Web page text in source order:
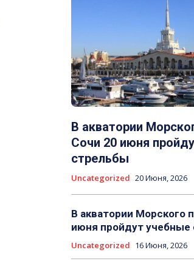
В акватории
Сочи 20 июня
стрельбы
Uncategorized 20 Июня, 2026
В акватории Морского
июня пройдут учебные
Uncategorized 16 Июня, 2026